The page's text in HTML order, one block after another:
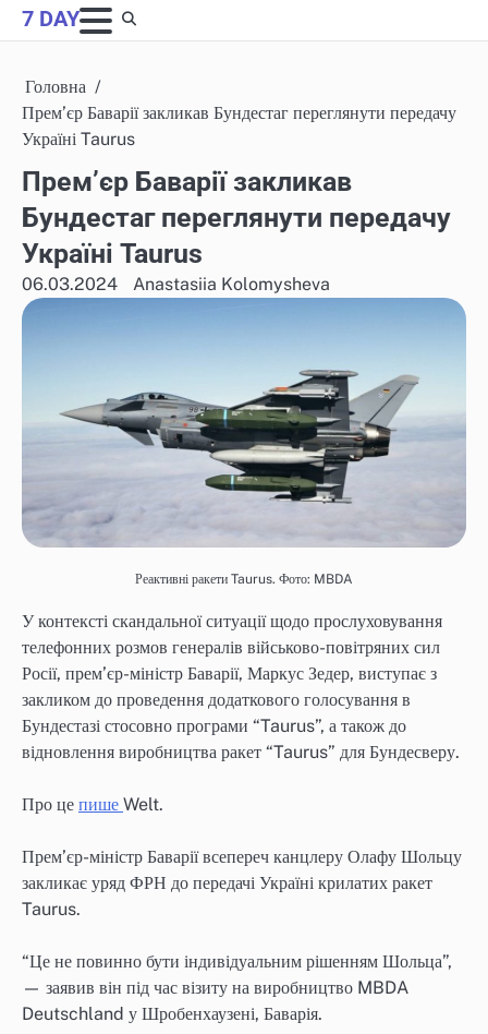
Skip
to
7 DAY
Головна
Прем’єр Баварії закликав Бундестаг переглянути передачу
Україні Taurus
Прем’єр Баварії закликав
Бундестаг переглянути передачу
Україні Taurus
06.03.2024 Anastasiia Kolomysheva
Реактивні ракети Taurus. Фото: MBDA
У контексті скандальної ситуації щодо прослуховування
телефонних розмов генералів військово-повітряних сил
Росії, прем’єр-міністр Баварії, Маркус Зедер, виступає з
закликом до проведення додаткового голосування в
Бундестазі стосовно програми “Taurus”, а також до
відновлення виробництва ракет “Taurus” для Бундесверу.
Про це пише Welt.
Прем’єр-міністр Баварії всепереч канцлеру Олафу Шольцу
закликає уряд ФРН до передачі Україні крилатих ракет
Taurus.
“Це не повинно бути індивідуальним рішенням Шольца”,
— заявив він під час візиту на виробництво MBDA
Deutschland у Шробенхаузені, Баварія.